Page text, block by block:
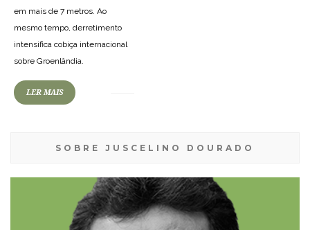
em mais de 7 metros. Ao
mesmo tempo, derretimento
intensifica cobiça internacional
sobre Groenlândia.
LER MAIS
SOBRE JUSCELINO DOURADO